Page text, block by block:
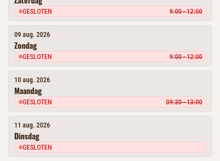
GESLOTEN 9:00 - 12:00
09 aug. 2026
Zondag
GESLOTEN 9:00 - 12:00
10 aug. 2026
Maandag
GESLOTEN 09:30 - 13:00
11 aug. 2026
Dinsdag
GESLOTEN